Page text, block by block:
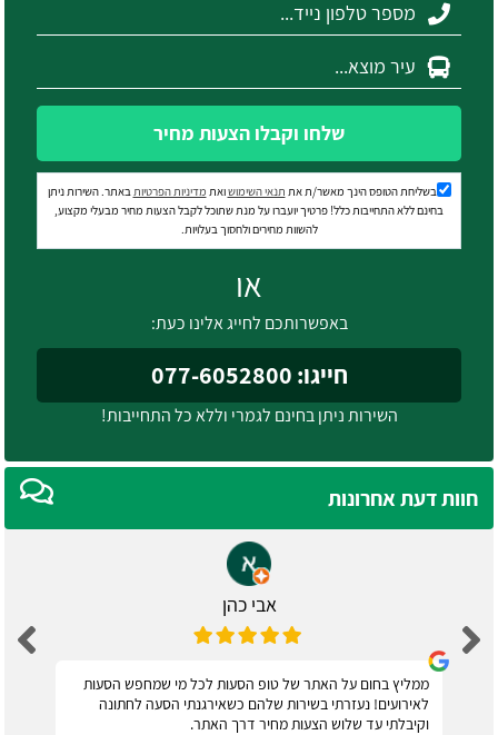
שלחו וקבלו הצעות מחיר
בשליחת הטופס הינך מאשר/ת את תנאי השימושואת מדיניות הפרטיותבאתר. השירות ניתן
בחינם ללא התחייבות כלל! פרטיך יועברו על מנת שתוכל לקבל הצעות מחיר מבעלי מקצוע,
להשוות מחירים ולחסוך בעלויות.
או
באפשרותכם לחייג אלינו כעת:
חייגו: 077-6052800
השירות ניתן בחינם לגמרי וללא כל התחייבות!
חוות דעת אחרונות
אבי כהן
ממליץ בחום על האתר של טופ הסעות לכל מי שמחפש הסעות
לאירועים! נעזרתי בשירות שלהם כשאירגנתי הסעה לחתונה
וקיבלתי עד שלוש הצעות מחיר דרך האתר.